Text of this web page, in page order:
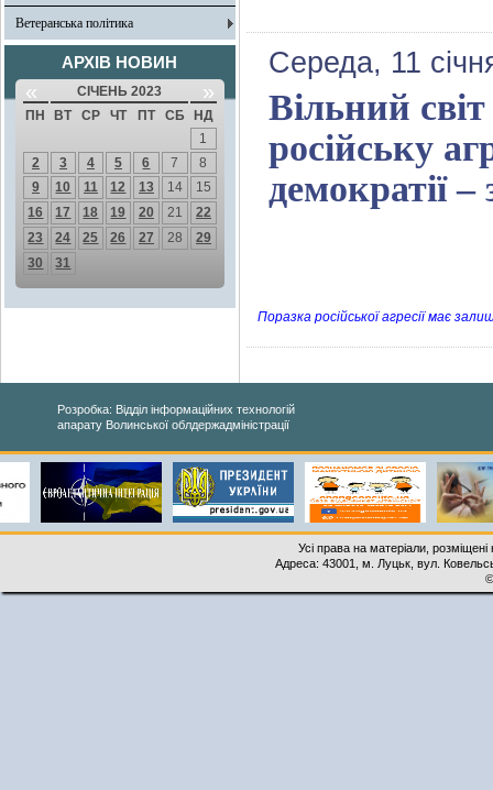
Ветеранська політика
АРХІВ НОВИН
« СІЧЕНЬ 2023 »
ПН ВТ СР ЧТ ПТ СБ
НД
1
2
3 4 5 6 7
8
9
10 11 12 13 14
15
16
17 18 19 20 21
22
23
24 25 26 27 28
29
30
31
Середа, 11
Вільний
російську
демократії
Поразка російської агресії має
Розробка: Відділ інформаційних технологій
апарату Волинської облдержадміністрації
Усі права на матеріали,
Адреса: 43001, м. Луцьк, вул.